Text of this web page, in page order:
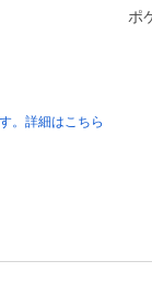
ポ
。詳細はこちら